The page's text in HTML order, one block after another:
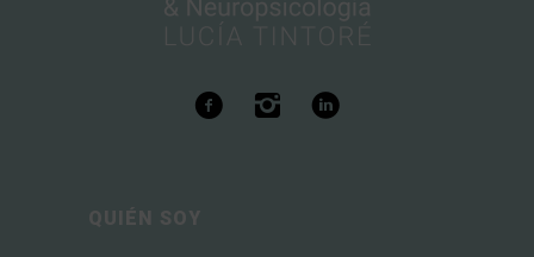
QUIÉN SOY